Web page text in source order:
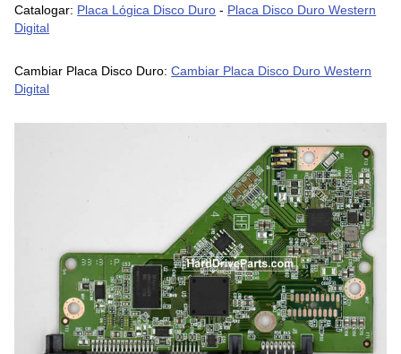
Catalogar: Placa Lógica Disco Duro - Placa Disco Duro Western
Digital
Cambiar Placa Disco Duro:Cambiar Placa Disco Duro Western
Digital